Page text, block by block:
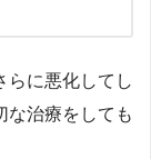
らに悪化してし
な治療をしても